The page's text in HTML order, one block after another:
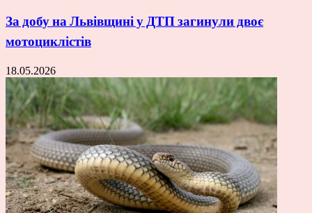
За добу на Львівщині у ДТП загинули двоє
мотоциклістів
18.05.2026